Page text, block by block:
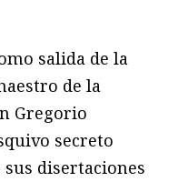
salida de la
de la
Gregorio
secreto
disertaciones